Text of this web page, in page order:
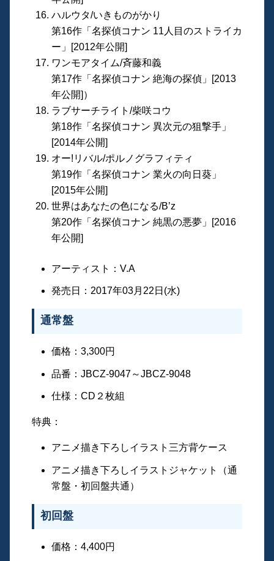
ハルウタ/いきものがかり
第16作「名探偵コナン 11人目のストライカ
ー」[2012年公開]
ワンモアタイム/斉藤和義
第17作「名探偵コナン 絶海の探偵」[2013
年公開]）
ラブサーチライト/柴咲コウ
第18作「名探偵コナン 異次元の狙撃手」
[2014年公開]
オー!リバル/ポルノグラフィティ
第19作「名探偵コナン 業火の向日葵」
[2015年公開]
世界はあなたの色になる/B’z
第20作「名探偵コナン 純黒の悪夢」[2016
年公開]
アーティスト：V.A
発売日：2017年03月22日(水)
通常盤
価格：3,300円
品番：JBCZ-9047～JBCZ-9048
仕様：CD２枚組
特典：
アニメ描き下ろしイラスト三方背ケース
アニメ描き下ろしイラストジャケット（通
常盤・初回盤共通）
初回盤
価格：4,400円